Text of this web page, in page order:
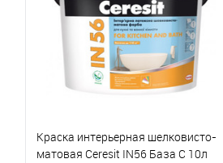
порівняння
В вибране
В наявності
Краска интерьерная шелковисто-
матовая Ceresit IN56 База C 10л